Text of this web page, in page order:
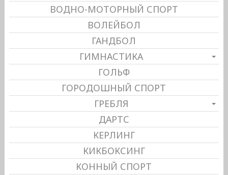
ВОДНО-МОТОРНЫЙ СПОРТ
ВОЛЕЙБОЛ
ГАНДБОЛ
ГИМНАСТИКА
ГОЛЬФ
ГОРОДОШНЫЙ СПОРТ
ГРЕБЛЯ
ДАРТС
КЕРЛИНГ
КИКБОКСИНГ
КОННЫЙ СПОРТ